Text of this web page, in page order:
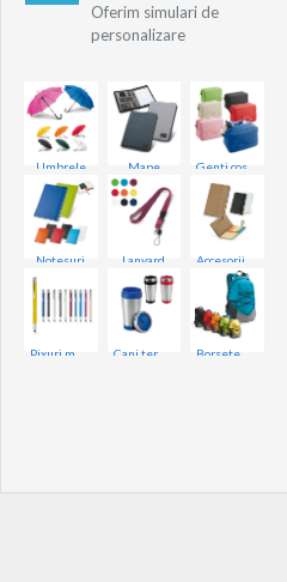
Oferim simulari de
personalizare
Umbrele Mape
Notesuri Lanyard
Cani termice